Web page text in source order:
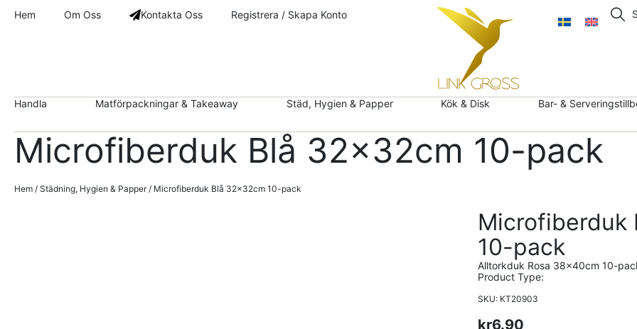
Hem Om Oss Kontakta Oss Registrera / Skapa Konto
Handla Matförpackningar & Takeaway Städ, Hygien & Papper Kök & Disk Bar- &
Microfiberduk Blå 32x32cm 10-pack
Hem / Städning, Hygien & Papper/ Microfiberduk Blå 32x32cm 10-pack
Microfiberduk
10-pack
Alltorkduk Rosa 38x40cm 10-
Product Type:
SKU: KT20903
kr6.90